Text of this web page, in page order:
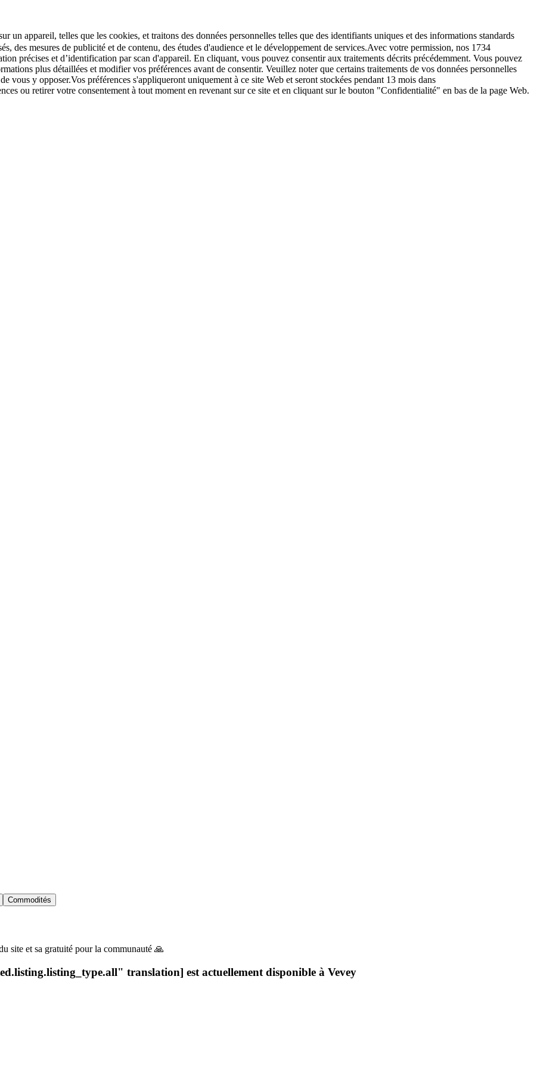
un appareil, telles que les cookies, et traitons des données personnelles telles que des identifiants uniques et des informations standards
des mesures de publicité et de contenu, des études d'audience et le développement de services.Avec votre permission, nos 1734
précises et d’identification par scan d'appareil. En cliquant, vous pouvez consentir aux traitements décrits précédemment. Vous pouvez
plus détaillées et modifier vos préférences avant de consentir. Veuillez noter que certains traitements de vos données personnelles
vous y opposer.Vos préférences s'appliqueront uniquement à ce site Web et seront stockées pendant 13 mois dans
ou retirer votre consentement à tout moment en revenant sur ce site et en cliquant sur le bouton "Confidentialité" en bas de la page Web.
Commodités
site et sa gratuité pour la communauté 🙏
translation] est actuellement disponible à Vevey